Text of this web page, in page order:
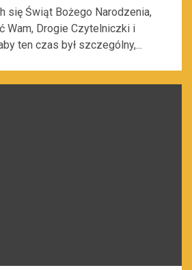
się Świąt Bożego Narodzenia,
Wam, Drogie Czytelniczki i
ten czas był szczególny,...